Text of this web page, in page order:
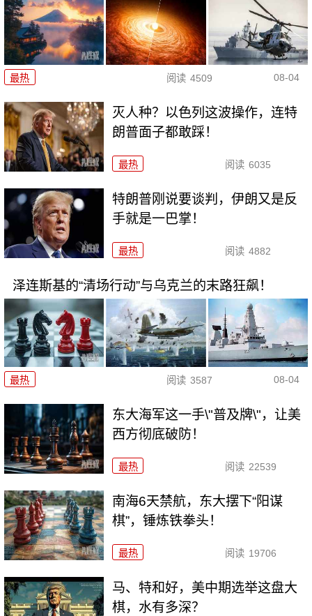
最热 阅读 4509 08-04
灭人种？以色列这波操作，连特
朗普面子都敢踩！
最热 阅读 6035
特朗普刚说要谈判，伊朗又是反
手就是一巴掌！
最热 阅读 4882
泽连斯基的“清场行动”与乌克兰的末路狂飙！
最热 阅读 3587 08-04
东大海军这一手\"普及牌\"，让美
西方彻底破防！
最热 阅读 22539
南海6天禁航，东大摆下“阳谋
棋”，锤炼铁拳头！
最热 阅读 19706
马、特和好，美中期选举这盘大
棋，水有多深？